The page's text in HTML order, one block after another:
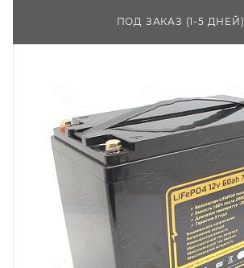
ПОД ЗАКАЗ (1-5 ДНЕЙ)